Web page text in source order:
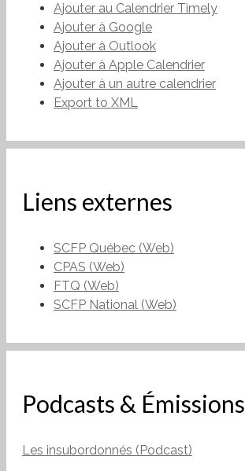
Ajouter au Calendrier Timely
Ajouter à Google
Ajouter à Outlook
Ajouter à Apple Calendrier
Ajouter à un autre calendrier
Export to XML
Liens externes
SCFP Québec (Web)
CPAS (Web)
FTQ (Web)
SCFP National (Web)
Podcasts & Émissions
Les insubordonnés (Podcast)